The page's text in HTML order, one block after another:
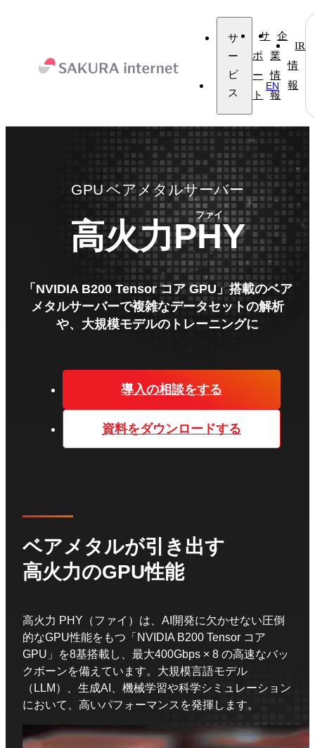
サ
ー
ビ
ス
サ
ポ
ー
ト
企
業
情
報
IR
情
報
EN
GPU ベアメタルサーバー
高火力
ファイ
PHY
「NVIDIA B200 Tensor コア GPU」搭載のベア
メタルサーバーで複雑なデータセットの解析
や、大規模モデルのトレーニングに
導入の相談をする
資料をダウンロードする
ベアメタルが引き出す
高火力のGPU性能
高火力 PHY（ファイ）は、AI開発に欠かせない圧倒
的なGPU性能をもつ「NVIDIA B200 Tensor コア
GPU」を8基搭載し、最大400Gbps × 8 の高速なバッ
クボーンを備えています。大規模言語モデル
（LLM）、生成AI、機械学習や科学シミュレーション
において、高いパフォーマンスを発揮します。